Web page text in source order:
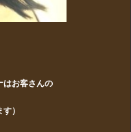
はお客さんの
）